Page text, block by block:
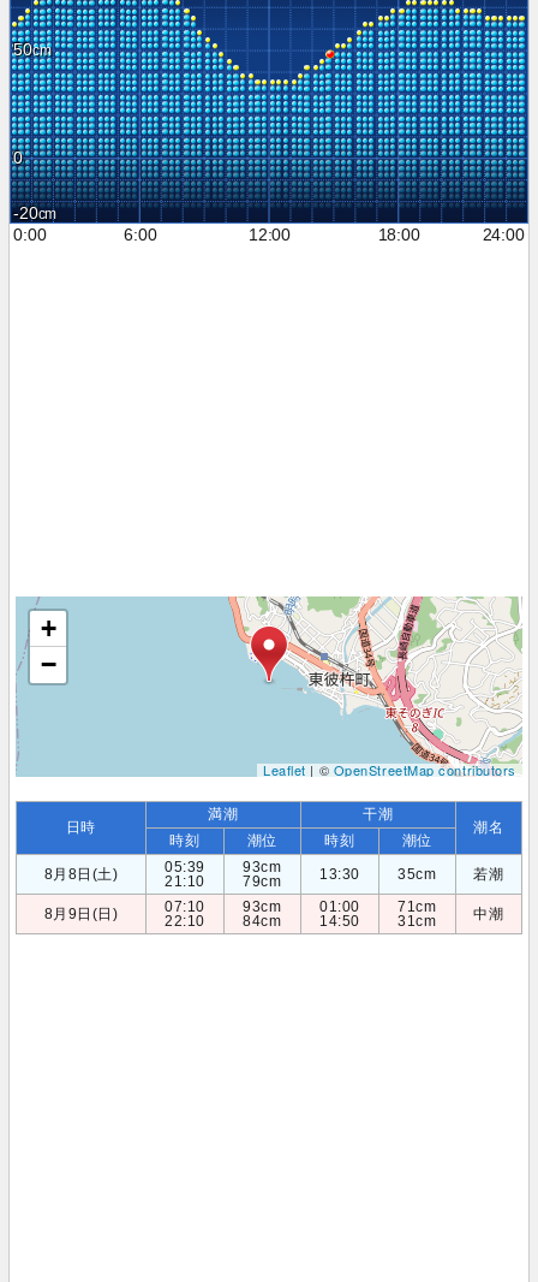
50
0
-20
0:00
6:00 12:00 18:00 24:00
+
−
Leaflet| ©OpenStreetMap contributors
日時
満潮 干潮
潮名
時刻 潮位 時刻
潮位
8月8日(土)
05:39
21:10
93cm
79cm
13:30 35cm 若潮
8月9日(日)
07:10
22:10
93cm
84cm
01:00
14:50
71cm
31cm
中潮